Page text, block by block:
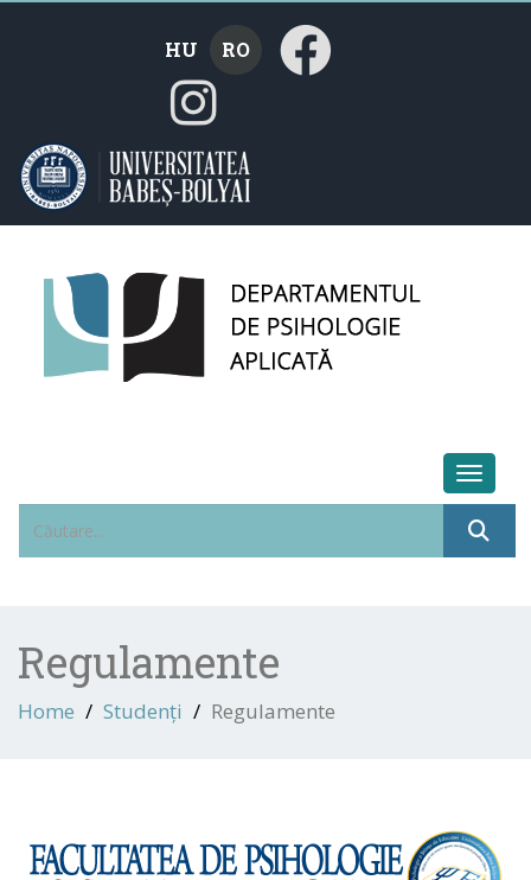
HU RO
Toggle
Regulamente
Home Studenți Regulamente